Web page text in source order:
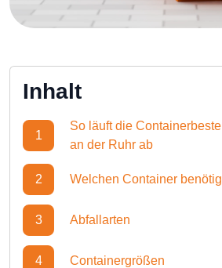
Inhalt
1
So läuft die
an der Ruhr ab
2 Welchen Container
3 Abfallarten
4 Containergrößen